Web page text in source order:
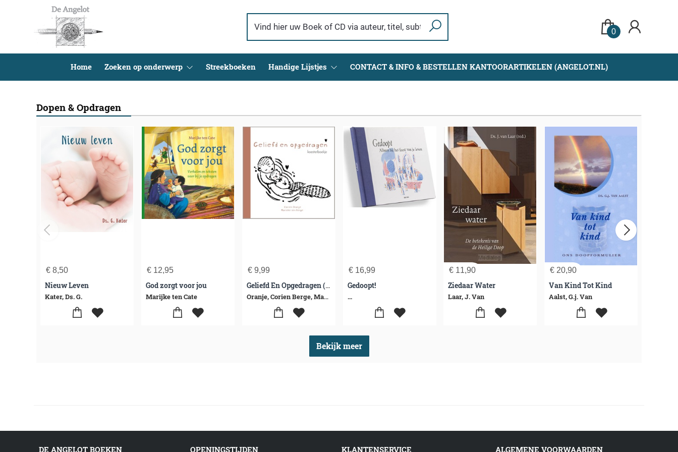
0
Home Zoeken op onderwerp Streekboeken Handige Lijstjes CONTACT & INFO & BESTELLEN KANTOORARTIKELEN (ANGELOT.NL)
Dopen & Opdragen
€ 8,50
Nieuw Leven
Kater, Ds. G.
€12,95
God zorgt voor jou
Marijke ten Cate
€9,99
Geliefd En Opgedragen (bever)
Oranje, Corien Berge, Marieke Ten
€16,99
Gedoopt!
...
€ 11,90
Ziedaar Water
Laar, J. Van
€ 20,90
Van Kind Tot Kind
Aalst, G.j. Van
Bekijk meer
DE ANGELOT BOEKEN OPENINGSTIJDEN KLANTENSERVICE ALGEMENE VOORWAARDEN